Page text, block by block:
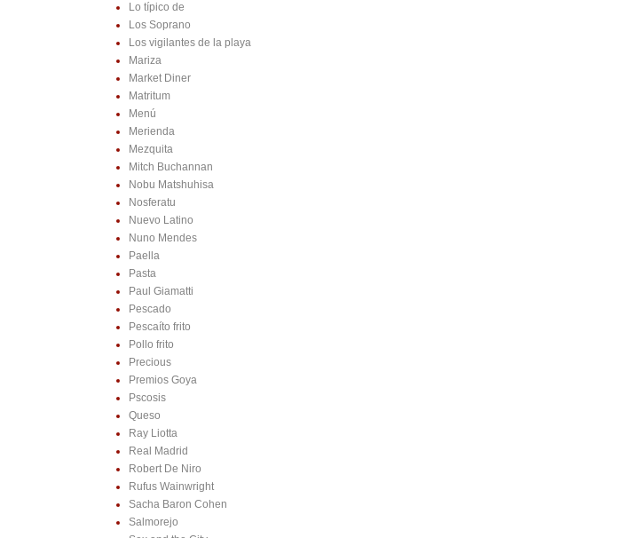
Lo típico de
Los Soprano
Los vigilantes de la playa
Mariza
Market Diner
Matritum
Menú
Merienda
Mezquita
Mitch Buchannan
Nobu Matshuhisa
Nosferatu
Nuevo Latino
Nuno Mendes
Paella
Pasta
Paul Giamatti
Pescado
Pescaíto frito
Pollo frito
Precious
Premios Goya
Pscosis
Queso
Ray Liotta
Real Madrid
Robert De Niro
Rufus Wainwright
Sacha Baron Cohen
Salmorejo